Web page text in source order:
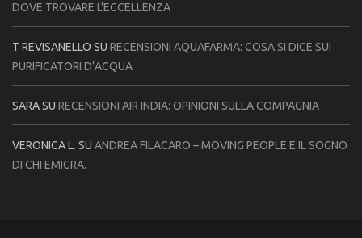
DOVE TROVARE L’ECCELLENZA
T REVISANELLO SU RECENSIONI AQUAFARMA: COSA SI DICE SUI
PURIFICATORI D’ACQUA
SARASU RECENSIONI AIR INDIA: OPINIONI SULLA COMPAGNIA
VERONICA L. SU ANDREA FILACARO – MOVING PEOPLE E IL SOGNO
DI CHI EMIGRA.